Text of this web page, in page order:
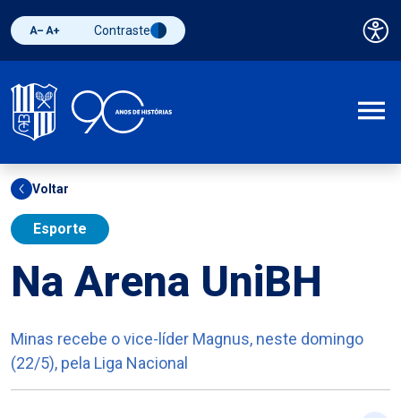
Diminuir fonte
Aumentar fonteAlternar contraste
Contraste
Voltar
Esporte
Na Arena UniBH
Minas recebe o vice-líder Magnus, neste domingo
(22/5), pela Liga Nacional